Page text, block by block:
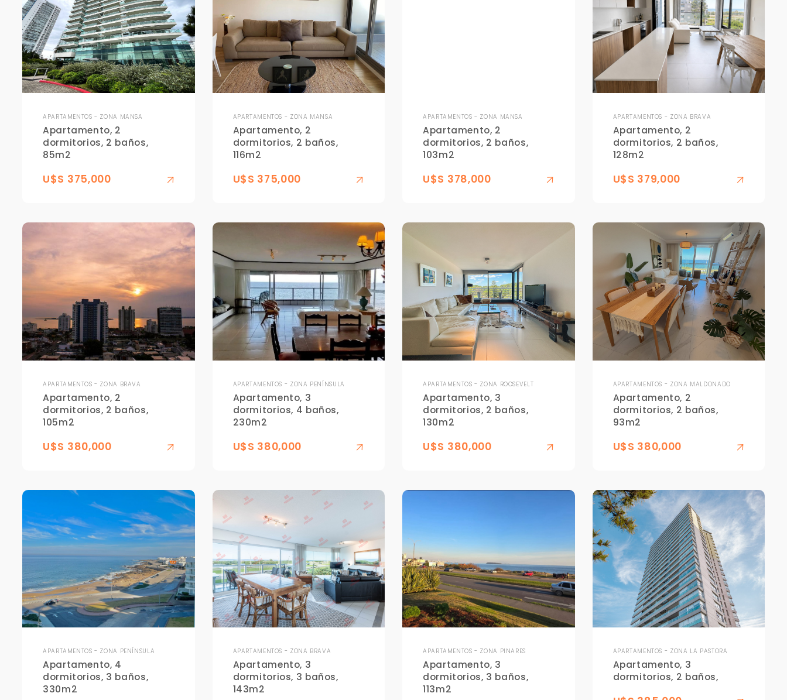
APARTAMENTOS - ZONA MANSA
Apartamento, 2
dormitorios, 2 baños,
85m2
U$S 375,000
APARTAMENTOS - ZONA MANSA
Apartamento, 2
dormitorios, 2 baños,
116m2
U$S 375,000
APARTAMENTOS - ZONA MANSA
Apartamento, 2
dormitorios, 2 baños,
103m2
U$S 378,000
APARTAMENTOS - ZONA BRAVA
Apartamento, 2
dormitorios, 2 baños,
128m2
U$S 379,000
APARTAMENTOS - ZONA BRAVA
Apartamento, 2
dormitorios, 2 baños,
105m2
U$S 380,000
APARTAMENTOS - ZONA PENÍNSULA
Apartamento, 3
dormitorios, 4 baños,
230m2
U$S 380,000
APARTAMENTOS - ZONA ROOSEVELT
Apartamento, 3
dormitorios, 2 baños,
130m2
U$S 380,000
APARTAMENTOS - ZONA MALDONADO
Apartamento, 2
dormitorios, 2 baños,
93m2
U$S 380,000
APARTAMENTOS - ZONA PENÍNSULA
Apartamento, 4
dormitorios, 3 baños,
330m2
APARTAMENTOS - ZONA BRAVA
Apartamento, 3
dormitorios, 3 baños,
143m2
APARTAMENTOS - ZONA PINARES
Apartamento, 3
dormitorios, 3 baños,
113m2
APARTAMENTOS - ZONA LA PASTORA
Apartamento, 3
dormitorios, 2 baños,
Continuar por WhatsApp
Cancelar
Buscamos darte la mejor experiencia.
Con estos datos podemos responderte mejor y más rápido.